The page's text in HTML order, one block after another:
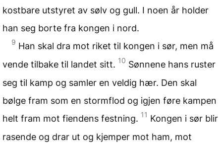
kostbare utstyret av sølv og gull. I noen år holder
han seg borte fra kongen i nord.
9 Han skal dra mot riket til kongen i sør, men må
vende tilbake til landet sitt. 10 Sønnene hans ruster
seg til kamp og samler en veldig hær. Den skal
bølge fram som en stormflod og igjen føre kampen
helt fram mot fiendens festning. 11 Kongen i sør blir
rasende og drar ut og kjemper mot ham, mot